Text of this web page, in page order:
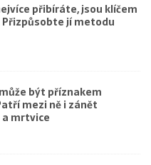
přibíráte, jsou klíčem
Přizpůsobte jí metodu
být příznakem
mezi ně i zánět
mrtvice